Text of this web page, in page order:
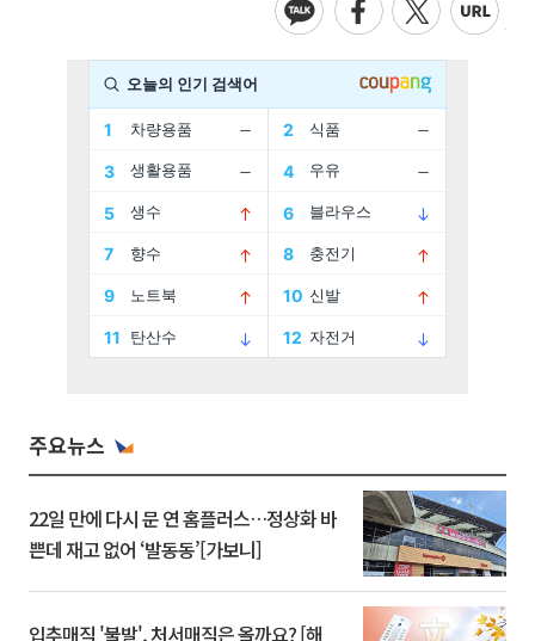
주요뉴스
22일 만에 다시 문 연 홈플러스…정상화 바
쁜데 재고 없어 ‘발동동’[가보니]
입추매직 '불발', 처서매직은 올까요? [해